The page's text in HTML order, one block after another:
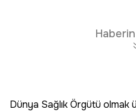
Dünya Sağlık Örgütü olmak